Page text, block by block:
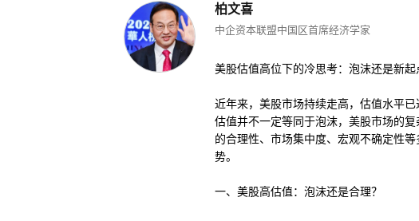
柏文喜
中企资本联盟中国区首席经济学家
美股估值高位下的冷思考：泡沫还是新起
近年来，美股市场持续走高，估值水平
估值并不一定等同于泡沫，美股市场的
的合理性、市场集中度、宏观不确定性
势。
一、美股高估值：泡沫还是合理？